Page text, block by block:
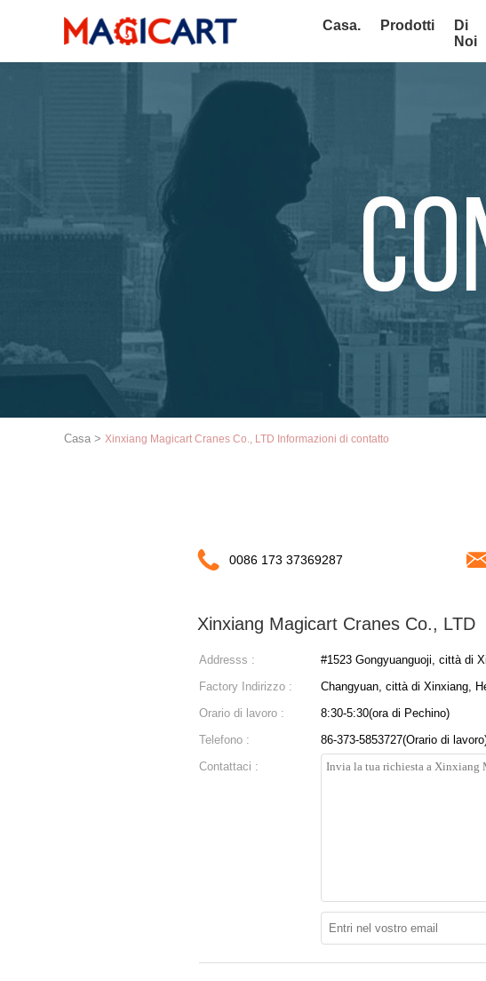
Casa. Prodotti
Di
Noi
Casa > Xinxiang Magicart Cranes Co., LTD Informazioni di contatto
0086 173 37369287
Xinxiang Magicart Cranes Co., LTD
Addresss :
#1523 Gongyuanguoji, città di
Factory Indirizzo :
Changyuan, città di Xinxiang,
Orario di lavoro :
8:30-5:30(ora di Pechino)
Telefono :
86-373-5853727(Orario di
Contattaci :